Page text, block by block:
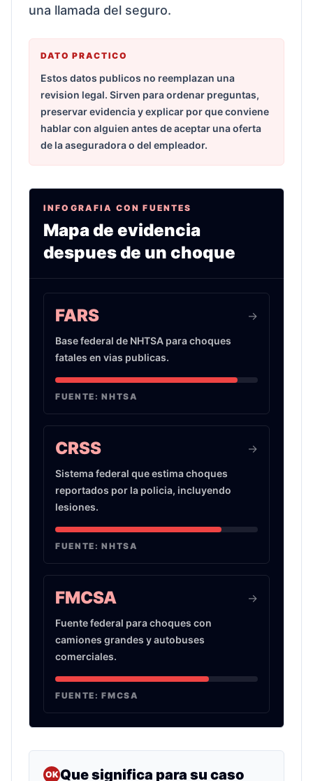
una llamada del seguro.
DATO PRACTICO
Estos datos publicos no reemplazan una
revision legal. Sirven para ordenar preguntas,
preservar evidencia y explicar por que conviene
hablar con alguien antes de aceptar una oferta
de la aseguradora o del empleador.
INFOGRAFIA CON FUENTES
Mapa de evidencia
despues de un choque
FARS
Base federal de NHTSA para choques
fatales en vias publicas.
->
FUENTE:NHTSA
CRSS
Sistema federal que estima choques
reportados por la policia, incluyendo
lesiones.
->
FUENTE:NHTSA
FMCSA
Fuente federal para choques con
camiones grandes y autobuses
comerciales.
->
FUENTE:FMCSA
OKQue significa para su caso